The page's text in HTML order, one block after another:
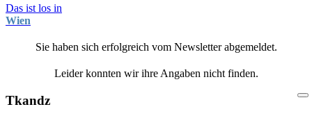
Das ist los in
Wien
Sie haben sich erfolgreich vom Newsletter abgemeldet.
Leider konnten wir ihre Angaben nicht finden.
Tkandz